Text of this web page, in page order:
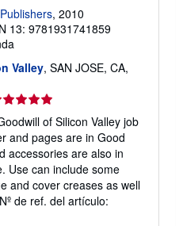
, 2010
13: 9781931741859
Valley, SAN JOSE, CA,
of Silicon Valley job
and pages are in Good
accessories are also in
Use can include some
and cover creases as well
Nº de ref. del artículo: